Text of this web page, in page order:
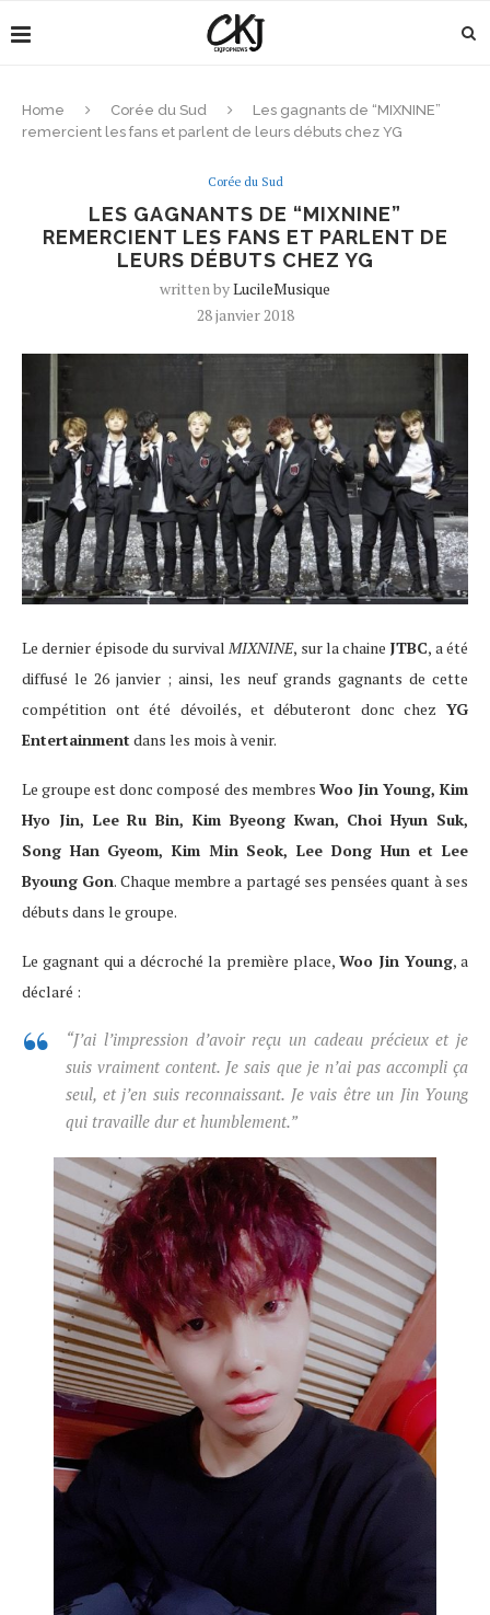
Home Corée du Sud
Les gagnants de “MIXNINE”
remercient les fans et parlent de leurs débuts chez YG
Corée du Sud
LES GAGNANTS DE “MIXNINE”
REMERCIENT LES FANS ET PARLENT DE
LEURS DÉBUTS CHEZ YG
written byLucileMusique
28 janvier 2018
Le dernier épisode du survivalMIXNINE, sur la chaine JTBC, a été
diffusé le 26 janvier ; ainsi, les neuf grands gagnants de cette
compétition ont été dévoilés, et débuteront donc chez YG
Entertainment dans les mois à venir.
Le groupe est donc composé des membres Woo Jin Young, Kim
Hyo Jin, Lee Ru Bin, Kim Byeong Kwan, Choi Hyun Suk,
Song Han Gyeom, Kim Min Seok, Lee Dong Hun et Lee
Byoung Gon. Chaque membre a partagé ses pensées quant à ses
débuts dans le groupe.
Le gagnant qui a décroché la première place, Woo Jin Young, a
déclaré :
“J’ai l’impression d’avoir reçu un cadeau précieux et je
suis vraiment content. Je sais que je n’ai pas accompli ça
seul, et j’en suis reconnaissant. Je vais être un Jin Young
qui travaille dur et humblement.”